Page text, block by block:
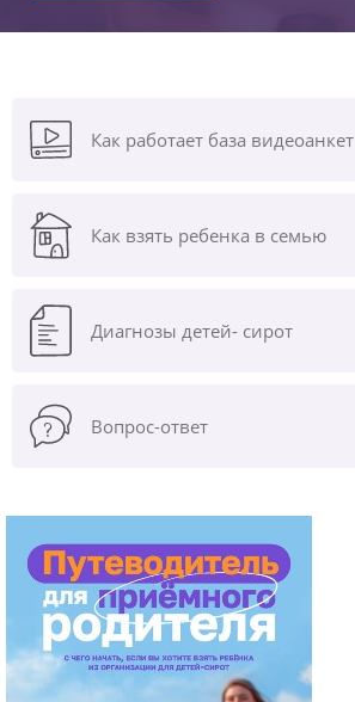
Как работает база видеоанкет
Как взять ребенка в семью
Диагнозы детей- сирот
Вопрос-ответ